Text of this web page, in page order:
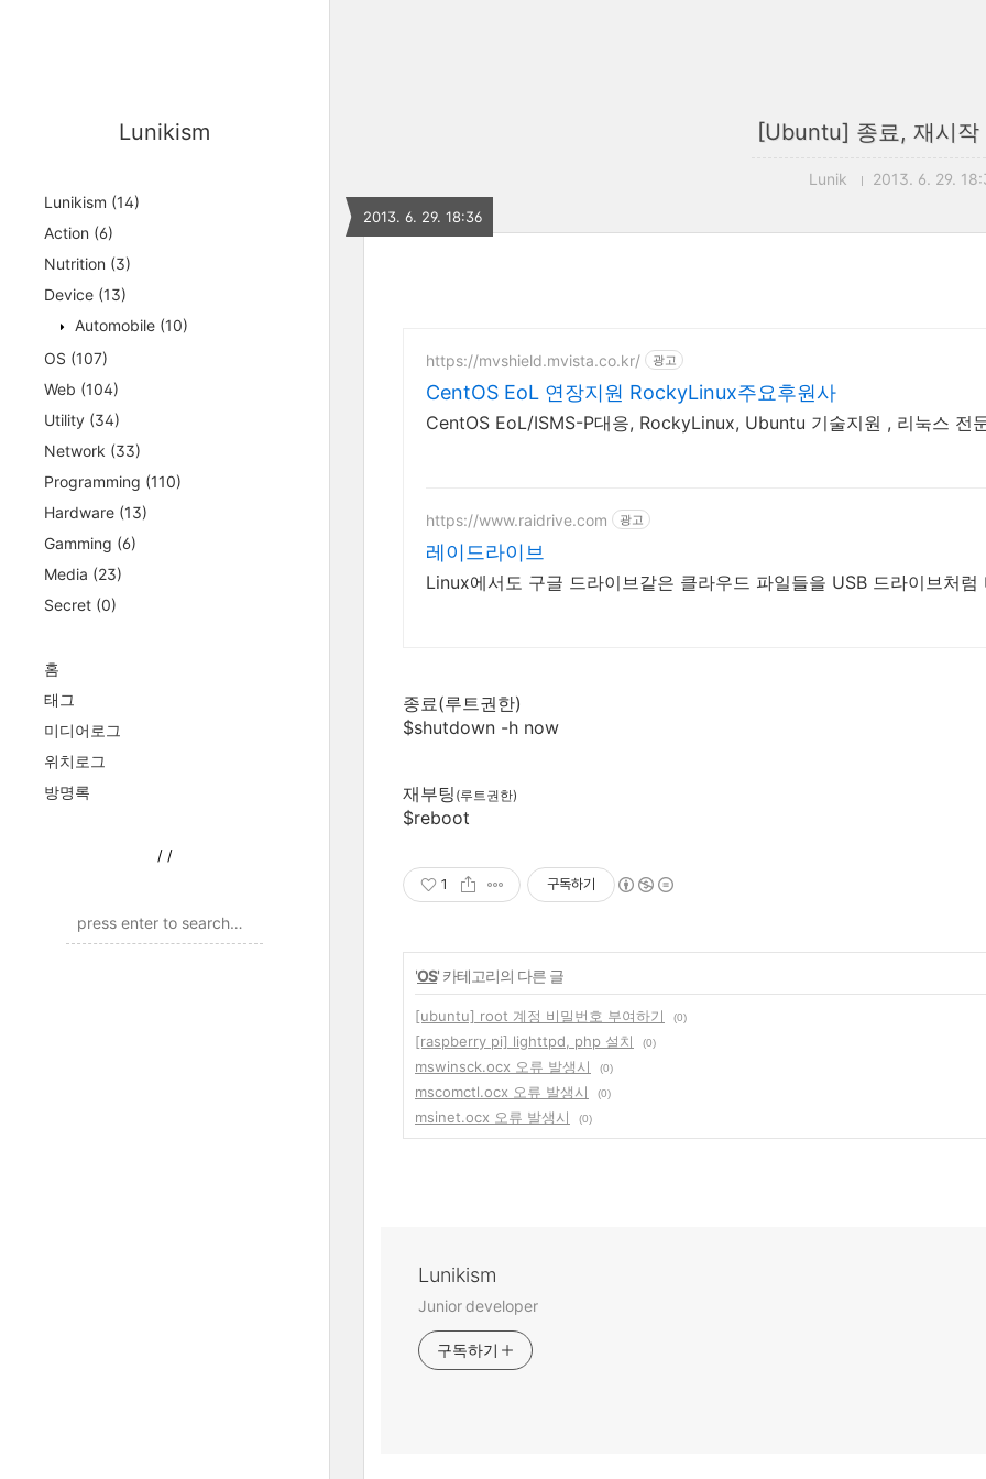
Lunikism
Lunikism (14)
Action (6)
Nutrition (3)
Device (13)
Automobile (10)
OS (107)
Web (104)
Utility (34)
Network (33)
Programming (110)
Hardware (13)
Gamming (6)
Media (23)
Secret (0)
홈
태그
미디어로그
위치로그
방명록
/ /
[Ubuntu] 종료, 재시작
Lunik 2013. 6. 29.
2013. 6. 29. 18:36
https://mvshield.mvista.co.kr/ 광고
CentOS EoL 연장지원 RockyLinux주요후원사
CentOS EoL/ISMS-P대응, RockyLinux, Ubuntu 기술지원 , 리눅스 전
https://www.raidrive.com 광고
레이드라이브
Linux에서도 구글 드라이브같은 클라우드 파일들을 USB 드라이브처럼
종료(루트권한)
$shutdown -h now
재부팅 (루트권한)
$reboot
1 구독하기
'OS' 카테고리의 다른 글
[ubuntu] root 계정 비밀번호 부여하기 (0)
[raspberry pi] lighttpd, php 설치 (0)
mswinsck.ocx 오류 발생시 (0)
mscomctl.ocx 오류 발생시 (0)
msinet.ocx 오류 발생시 (0)
Lunikism
Junior developer
구독하기